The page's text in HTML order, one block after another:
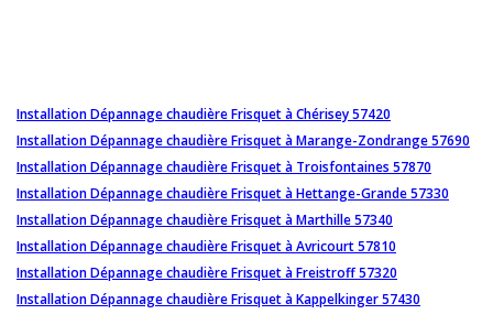
Installation Dépannage chaudière Frisquet à Chérisey 57420
Installation Dépannage chaudière Frisquet à Marange-Zondrange 57690
Installation Dépannage chaudière Frisquet à Troisfontaines 57870
Installation Dépannage chaudière Frisquet à Hettange-Grande 57330
Installation Dépannage chaudière Frisquet à Marthille 57340
Installation Dépannage chaudière Frisquet à Avricourt 57810
Installation Dépannage chaudière Frisquet à Freistroff 57320
Installation Dépannage chaudière Frisquet à Kappelkinger 57430